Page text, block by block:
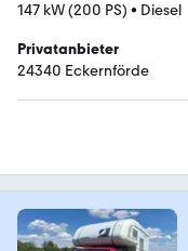
147 kW (200 PS) • Diesel
Privatanbieter
24340 Eckernförde